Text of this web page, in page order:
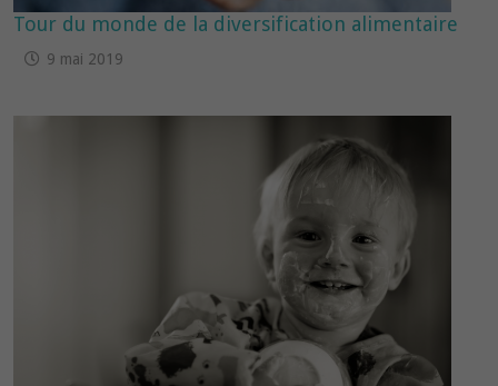
Tour du monde de la diversification alimentaire
9 mai 2019